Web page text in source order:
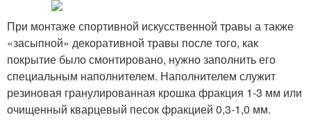
При монтаже спортивной искусственной травы а также
«засыпной» декоративной травы после того, как
покрытие было смонтировано, нужно заполнить его
специальным наполнителем. Наполнителем служит
резиновая гранулированная крошка фракция 1-3 мм или
очищенный кварцевый песок фракцией 0,3-1,0 мм.